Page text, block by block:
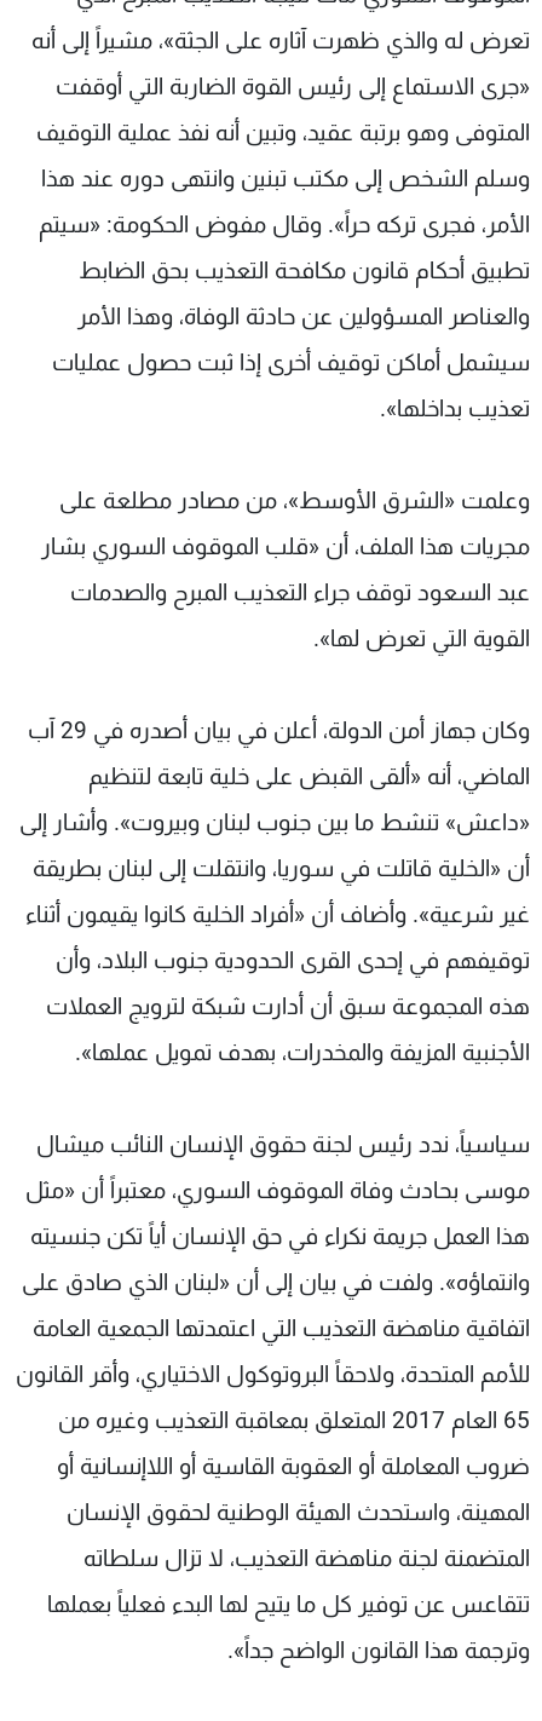
تعرض له والذي ظهرت آثاره على الجثة»، مشيراً إلى أنه
«جرى الاستماع إلى رئيس القوة الضاربة التي أوقفت
المتوفى وهو برتبة عقيد، وتبين أنه نفذ عملية التوقيف
وسلم الشخص إلى مكتب تبنين وانتهى دوره عند هذا
الأمر، فجرى تركه حراً». وقال مفوض الحكومة: «سيتم
تطبيق أحكام قانون مكافحة التعذيب بحق الضابط
والعناصر المسؤولين عن حادثة الوفاة، وهذا الأمر
سيشمل أماكن توقيف أخرى إذا ثبت حصول عمليات
تعذيب بداخلها».
وعلمت «الشرق الأوسط»، من مصادر مطلعة على
مجريات هذا الملف، أن «قلب الموقوف السوري بشار
عبد السعود توقف جراء التعذيب المبرح والصدمات
القوية التي تعرض لها».
وكان جهاز أمن الدولة، أعلن في بيان أصدره في 29 آب
الماضي، أنه «ألقى القبض على خلية تابعة لتنظيم
«داعش» تنشط ما بين جنوب لبنان وبيروت». وأشار إلى
أن «الخلية قاتلت في سوريا، وانتقلت إلى لبنان بطريقة
غير شرعية». وأضاف أن «أفراد الخلية كانوا يقيمون أثناء
توقيفهم في إحدى القرى الحدودية جنوب البلاد، وأن
هذه المجموعة سبق أن أدارت شبكة لترويج العملات
الأجنبية المزيفة والمخدرات، بهدف تمويل عملها».
سياسياً، ندد رئيس لجنة حقوق الإنسان النائب ميشال
موسى بحادث وفاة الموقوف السوري، معتبراً أن «مثل
هذا العمل جريمة نكراء في حق الإنسان أياً تكن جنسيته
وانتماؤه». ولفت في بيان إلى أن «لبنان الذي صادق على
اتفاقية مناهضة التعذيب التي اعتمدتها الجمعية العامة
للأمم المتحدة، ولاحقاً البروتوكول الاختياري، وأقر القانون
65 العام 2017 المتعلق بمعاقبة التعذيب وغيره من
ضروب المعاملة أو العقوبة القاسية أو اللاإنسانية أو
المهينة، واستحدث الهيئة الوطنية لحقوق الإنسان
المتضمنة لجنة مناهضة التعذيب، لا تزال سلطاته
تتقاعس عن توفير كل ما يتيح لها البدء فعلياً بعملها
وترجمة هذا القانون الواضح جداً».